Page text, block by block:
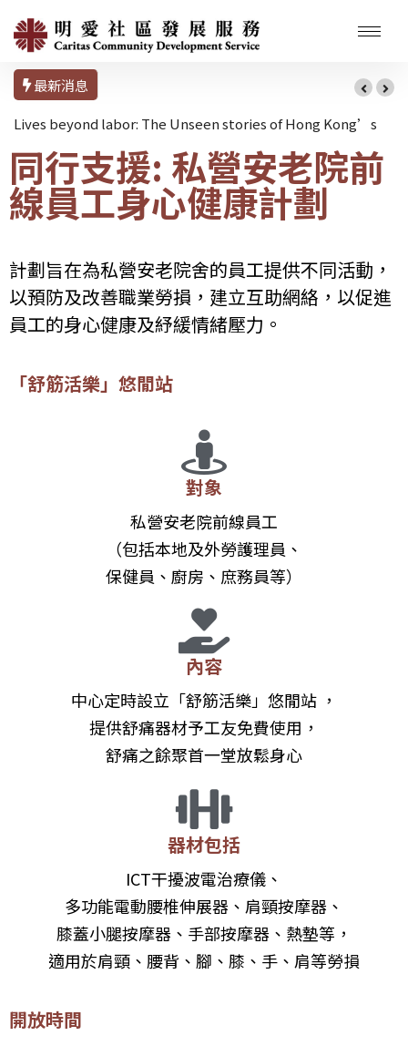
最新消息
beyond labor: The Unseen stories of Hong Kong’s
Workers
同行支援: 私營安老院前
線員工身心健康計劃
計劃旨在為私營安老院舍的員工提供不同活動，
以預防及改善職業勞損，建立互助網絡，以促進
員工的身心健康及紓緩情緒壓力。
「舒筋活樂」悠閒站
對象
私營安老院前線員工
（包括本地及外勞護理員、
保健員、廚房、庶務員等）
內容
中心定時設立「舒筋活樂」悠閒站 ，
提供舒痛器材予工友免費使用，
舒痛之餘聚首一堂放鬆身心
器材包括
ICT干擾波電治療儀、
多功能電動腰椎伸展器、肩頸按摩器、
膝蓋小腿按摩器、手部按摩器、熱墊等，
適用於肩頸、腰背、腳、膝、手、肩等勞損
開放時間